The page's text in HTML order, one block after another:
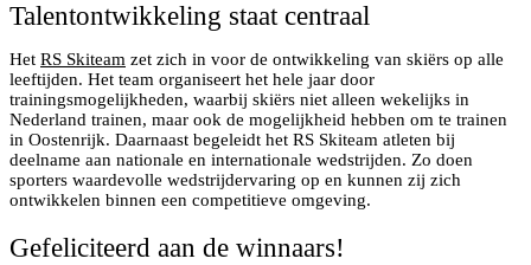
Talentontwikkeling staat centraal
Het RS Skiteam zet zich in voor de ontwikkeling van skiërs op alle
leeftijden. Het team organiseert het hele jaar door
trainingsmogelijkheden, waarbij skiërs niet alleen wekelijks in
Nederland trainen, maar ook de mogelijkheid hebben om te trainen
in Oostenrijk. Daarnaast begeleidt het RS Skiteam atleten bij
deelname aan nationale en internationale wedstrijden. Zo doen
sporters waardevolle wedstrijdervaring op en kunnen zij zich
ontwikkelen binnen een competitieve omgeving.
Gefeliciteerd aan de winnaars!